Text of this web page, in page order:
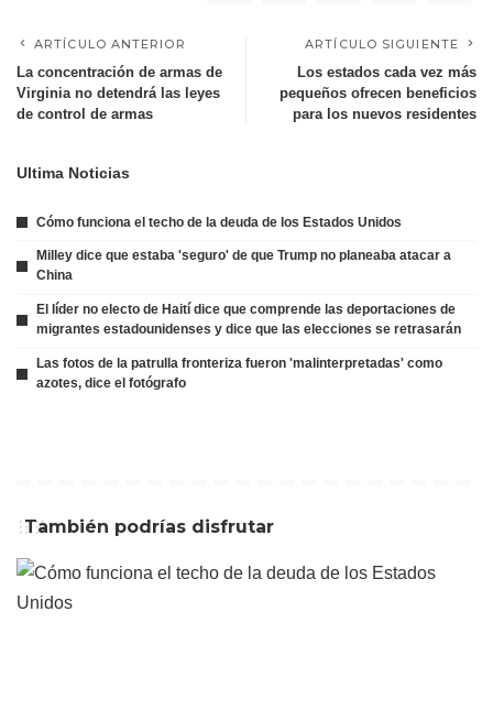
ARTÍCULO ANTERIOR
La concentración de armas de
Virginia no detendrá las leyes
de control de armas
ARTÍCULO SIGUIENTE
Los estados cada vez más
pequeños ofrecen beneficios
para los nuevos residentes
Ultima Noticias
Cómo funciona el techo de la deuda de los Estados Unidos
Milley dice que estaba 'seguro' de que Trump no planeaba atacar a
China
El líder no electo de Haití dice que comprende las deportaciones de
migrantes estadounidenses y dice que las elecciones se retrasarán
Las fotos de la patrulla fronteriza fueron 'malinterpretadas' como
azotes, dice el fotógrafo
También podrías disfrutar